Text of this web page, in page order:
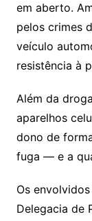
em aberto.
pelos crimes
veículo
resistência à
Além da
aparelhos
dono de
fuga — e a
Os
Delegacia de